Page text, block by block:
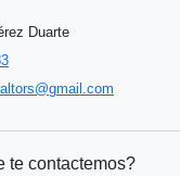
Duarte
te contactemos?